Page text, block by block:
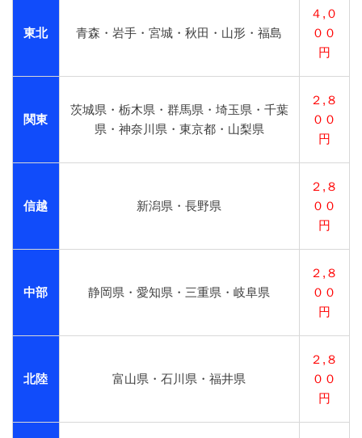
東北 青森・岩手・宮城・秋田・山形・福島
４,０
００
円
関東
茨城県・栃木県・群馬県・埼玉県・千葉
県・神奈川県・東京都・山梨県
２,８
００
円
信越 新潟県・長野県
２,８
００
円
中部 静岡県・愛知県・三重県・岐阜県
２,８
００
円
北陸 富山県・石川県・福井県
２,８
００
円